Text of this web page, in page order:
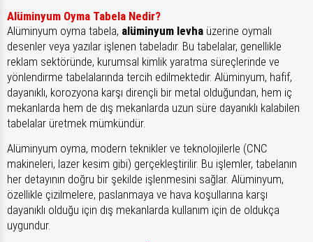
Alüminyum Oyma Tabela Nedir?
Alüminyum oyma tabela, alüminyum levha üzerine oymalı
desenler veya yazılar işlenen tabeladır. Bu tabelalar, genellikle
reklam sektöründe, kurumsal kimlik yaratma süreçlerinde ve
yönlendirme tabelalarında tercih edilmektedir. Alüminyum, hafif,
dayanıklı, korozyona karşı dirençli bir metal olduğundan, hem iç
mekanlarda hem de dış mekanlarda uzun süre dayanıklı kalabilen
tabelalar üretmek mümkündür.
Alüminyum oyma, modern teknikler ve teknolojilerle (CNC
makineleri, lazer kesim gibi) gerçekleştirilir. Bu işlemler, tabelanın
her detayının doğru bir şekilde işlenmesini sağlar. Alüminyum,
özellikle çizilmelere, paslanmaya ve hava koşullarına karşı
dayanıklı olduğu için dış mekanlarda kullanım için de oldukça
uygundur.